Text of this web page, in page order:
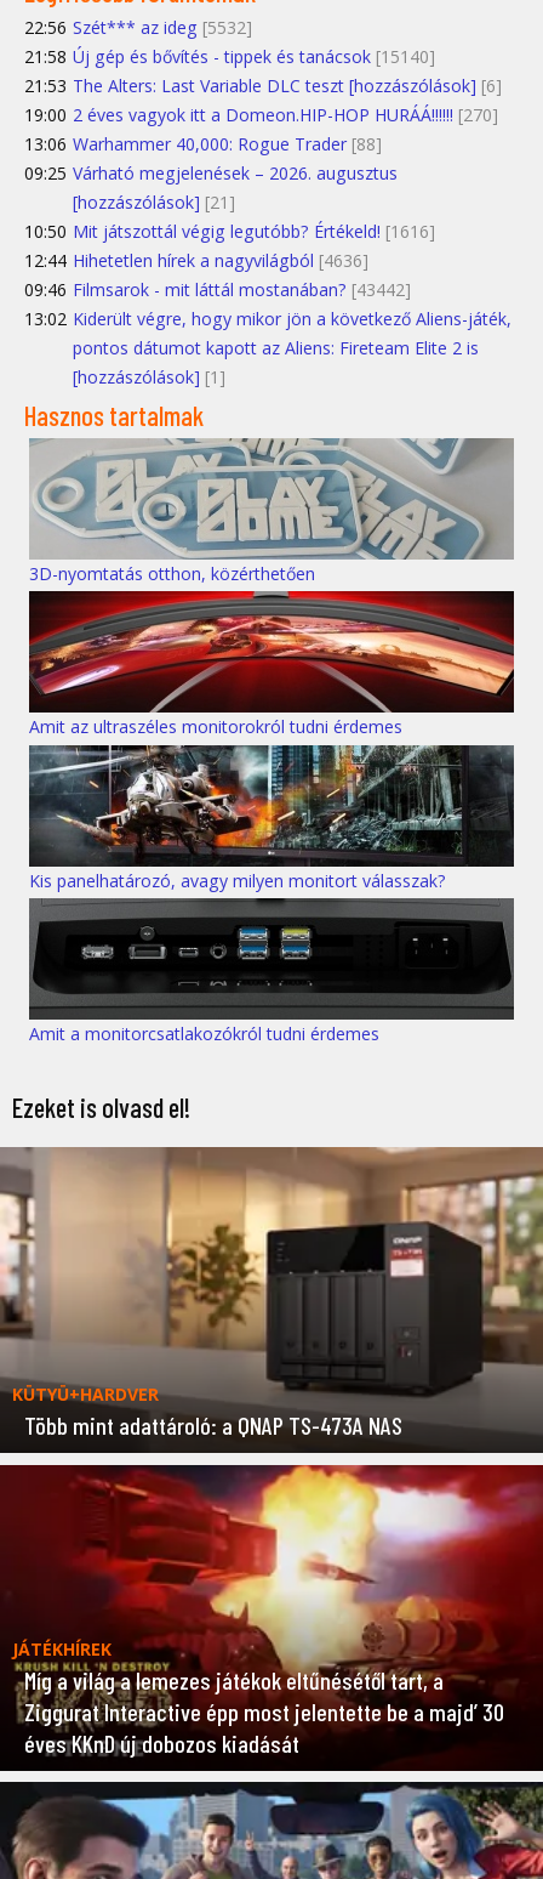
22:56 Szét*** az ideg [5532]
21:58 Új gép és bővítés - tippek és tanácsok [15140]
21:53 The Alters: Last Variable DLC teszt [hozzászólások] [6]
19:00 2 éves vagyok itt a Domeon.HIP-HOP HURÁÁ!!!!!! [270]
13:06 Warhammer 40,000: Rogue Trader [88]
09:25 Várható megjelenések – 2026. augusztus
[hozzászólások] [21]
10:50 Mit játszottál végig legutóbb? Értékeld! [1616]
12:44 Hihetetlen hírek a nagyvilágból [4636]
09:46 Filmsarok - mit láttál mostanában? [43442]
13:02 Kiderült végre, hogy mikor jön a következő Aliens-játék,
pontos dátumot kapott az Aliens: Fireteam Elite 2 is
[hozzászólások] [1]
Hasznos tartalmak
3D-nyomtatás otthon, közérthetően
Amit az ultraszéles monitorokról tudni érdemes
Kis panelhatározó, avagy milyen monitort válasszak?
Amit a monitorcsatlakozókról tudni érdemes
Ezeket is olvasd el!
KÜTYÜ+HARDVER
Több mint adattároló: a QNAP TS-473A NAS
JÁTÉKHÍREK
Míg a világ a lemezes játékok eltűnésétől tart, a
Ziggurat Interactive épp most jelentette be a majd’ 30
éves KKnD új dobozos kiadását